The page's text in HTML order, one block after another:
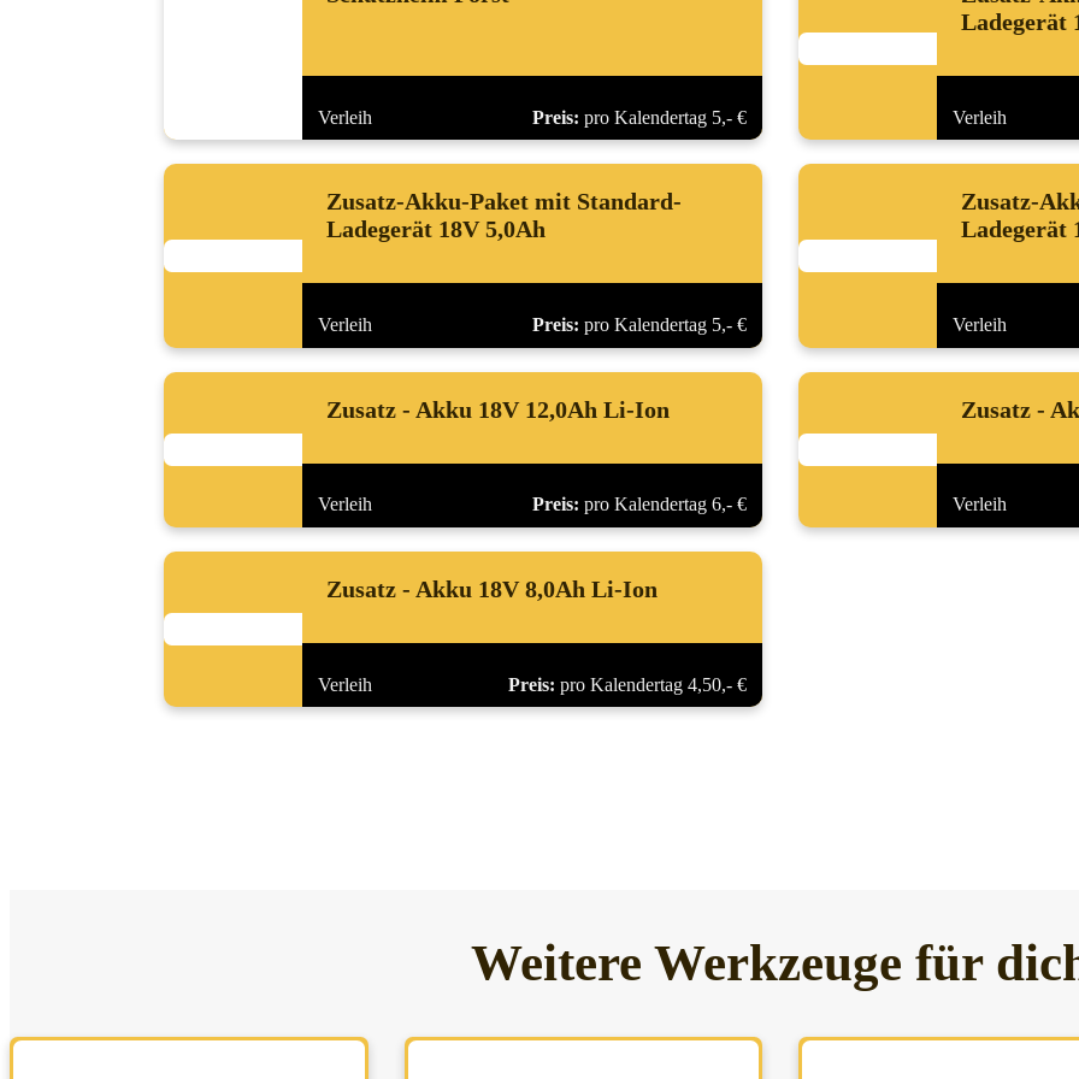
Verleih Preis: pro Kalendertag 5,- €
Ladegerät
Verleih
Zusatz-Akku-Paket mit Standard-
Ladegerät 18V 5,0Ah
Verleih Preis: pro Kalendertag 5,- €
Zusatz-
Ladegerät
Verleih
Zusatz - Akku 18V 12,0Ah Li-Ion
Verleih Preis: pro Kalendertag 6,- €
Zusatz -
Verleih
Zusatz - Akku 18V 8,0Ah Li-Ion
Verleih Preis: pro Kalendertag 4,50,- €
Weitere Werkzeuge für